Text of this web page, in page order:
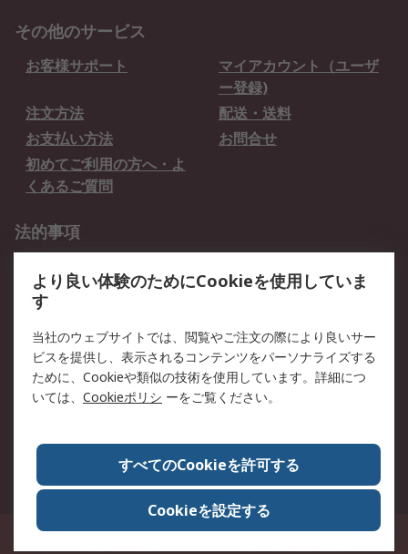
その他のサービス
お客様サポート
マイアカウント（ユーザ
ー登録)
注文方法
配送・送料
お支払い方法
お問合せ
初めてご利用の方へ・よ
くあるご質問
法的事項
クッキーポリシー
RSについて
会社概要
採用情報
プレスリリース＆お知ら
コーポレートサイト
全世界のRS
RSの歴史
ESGへの取り組み（英語）
認証について
〒240-0005 神奈川県横浜市保土ヶ谷区神戸町134番地 横浜ビジネスパーク ウ
より良い体験のためにCookieを使用していま
す
当社のウェブサイトでは、閲覧やご注文の際により良いサー
ビスを提供し、表示されるコンテンツをパーソナライズする
ために、Cookieや類似の技術を使用しています。詳細につ
いては、 Cookieポリシ ーをご覧ください。
すべてのCookieを許可する
Cookieを設定する